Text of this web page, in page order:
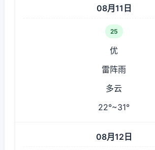
08月11日
25
优
雷阵雨
多云
22°~31°
08月12日